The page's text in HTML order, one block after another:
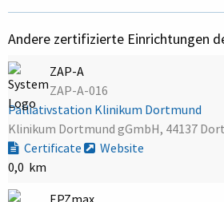
Andere zertifizierte Einrichtungen
ZAP-A
ZAP-A-016
Palliativstation Klinikum Dortmund
Klinikum Dortmund gGmbH, 44137
Certificate
Website
0,0 km
EPZmax